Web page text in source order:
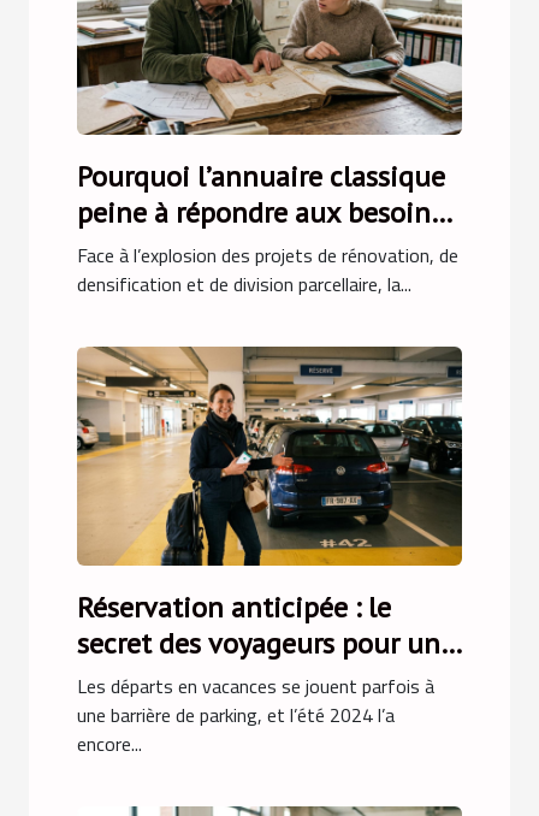
Pourquoi l’annuaire classique
peine à répondre aux besoins
fonciers
Face à l’explosion des projets de rénovation, de
densification et de division parcellaire, la...
Réservation anticipée : le
secret des voyageurs pour un
parking sans stress
Les départs en vacances se jouent parfois à
une barrière de parking, et l’été 2024 l’a
encore...